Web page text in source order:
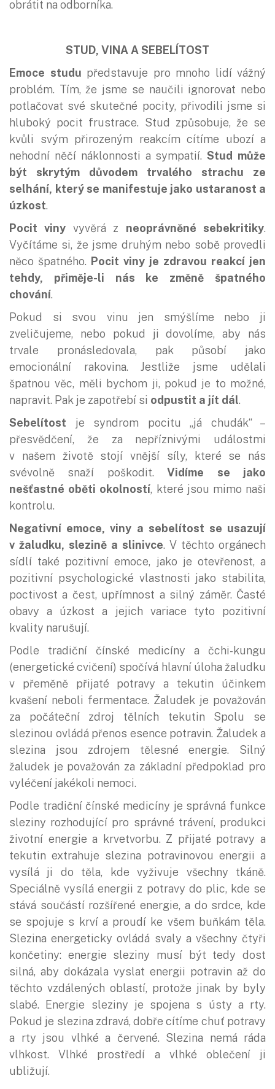
obrátit na odborníka.
STUD, VINA A SEBELÍTOST
Emoce studu představuje pro mnoho lidí vážný
problém. Tím, že jsme se naučili ignorovat nebo
potlačovat své skutečné pocity, přivodili jsme si
hluboký pocit frustrace. Stud způsobuje, že se
kvůli svým přirozeným reakcím cítíme ubozí a
nehodní něčí náklonnosti a sympatií.Stud může
být skrytým důvodem trvalého strachu ze
selhání, který se manifestuje jako ustaranost a
úzkost.
Pocit viny vyvěrá z neoprávněné sebekritiky.
Vyčítáme si, že jsme druhým nebo sobě provedli
něco špatného. Pocit viny je zdravou reakcí jen
tehdy, přiměje-li nás ke změně špatného
chování.
Pokud si svou vinu jen smýšlíme nebo ji
zveličujeme, nebo pokud ji dovolíme, aby nás
trvale pronásledovala, pak působí jako
emocionální rakovina. Jestliže jsme udělali
špatnou věc, měli bychom ji, pokud je to možné,
napravit. Pak je zapotřebí si odpustit a jít dál.
Sebelítost je syndrom pocitu „já chudák“ –
přesvědčení, že za nepříznivými událostmi
v našem životě stojí vnější síly, které se nás
svévolně snaží poškodit.Vidíme se jako
nešťastné oběti okolností, které jsou mimo naši
kontrolu.
Negativní emoce, viny a sebelítost se usazují
v žaludku, slezině a slinivce. V těchto orgánech
sídlí také pozitivní emoce, jako je otevřenost, a
pozitivní psychologické vlastnosti jako stabilita,
poctivost a čest, upřímnost a silný záměr. Časté
obavy a úzkost a jejich variace tyto pozitivní
kvality narušují.
Podle tradiční čínské medicíny a čchi-kungu
(energetické cvičení) spočívá hlavní úloha žaludku
v přeměně přijaté potravy a tekutin účinkem
kvašení neboli fermentace. Žaludek je považován
za počáteční zdroj tělních tekutin Spolu se
slezinou ovládá přenos esence potravin. Žaludek a
slezina jsou zdrojem tělesné energie. Silný
žaludek je považován za základní předpoklad pro
vyléčení jakékoli nemoci.
Podle tradiční čínské medicíny je správná funkce
sleziny rozhodující pro správné trávení, produkci
životní energie a krvetvorbu. Z přijaté potravy a
tekutin extrahuje slezina potravinovou energii a
vysílá ji do těla, kde vyživuje všechny tkáně.
Speciálně vysílá energii z potravy do plic, kde se
stává součástí rozšířené energie, a do srdce, kde
se spojuje s krví a proudí ke všem buňkám těla.
Slezina energeticky ovládá svaly a všechny čtyři
končetiny: energie sleziny musí být tedy dost
silná, aby dokázala vyslat energii potravin až do
těchto vzdálených oblastí, protože jinak by byly
slabé. Energie sleziny je spojena s ústy a rty.
Pokud je slezina zdravá, dobře cítíme chuť potravy
a rty jsou vlhké a červené. Slezina nemá ráda
vlhkost. Vlhké prostředí a vlhké oblečení ji
ubližují.